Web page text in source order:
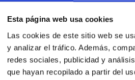
Esta página web usa cookies
Las cookies de este sitio web se
y analizar el tráfico. Además,
redes sociales, publicidad y
que hayan recopilado a partir del
y fácil cómo medir tus